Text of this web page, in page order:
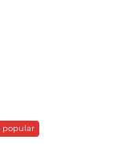
popular